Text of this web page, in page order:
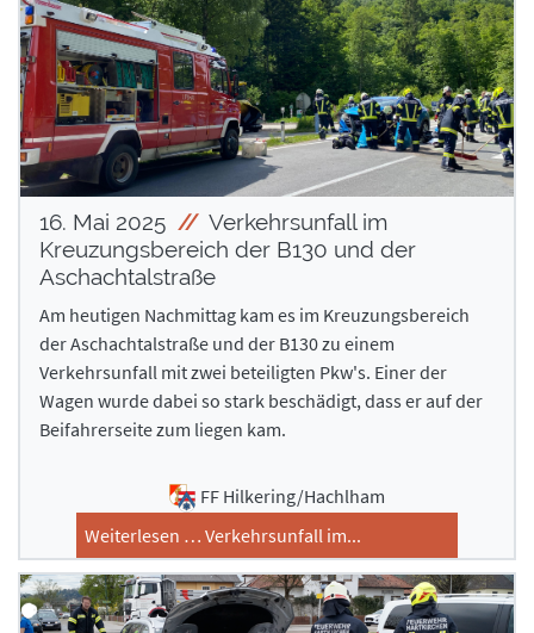
16. Mai 2025
Verkehrsunfall im
Kreuzungsbereich der B130 und der
Aschachtalstraße
Am heutigen Nachmittag kam es im Kreuzungsbereich
der Aschachtalstraße und der B130 zu einem
Verkehrsunfall mit zwei beteiligten Pkw's. Einer der
Wagen wurde dabei so stark beschädigt, dass er auf der
Beifahrerseite zum liegen kam.
FF Hilkering/Hachlham
Weiterlesen … Verkehrsunfall im...